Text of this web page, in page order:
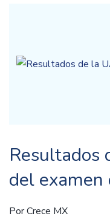
Resultados
del examen
PorCrece MX